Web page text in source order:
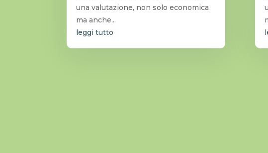
una valutazione, non solo economica
ma anche...
leggi tutto